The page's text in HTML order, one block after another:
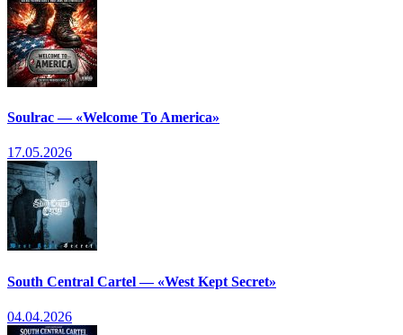
Soulrac — «Welcome To America»
17.05.2026
South Central Cartel — «West Kept Secret»
04.04.2026